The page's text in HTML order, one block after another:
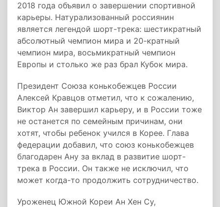
2018 года объявил о завершении спортивной
карьеры. Натурализованный россиянин
является легендой шорт-трека: шестикратный
абсолютный чемпион мира и 20-кратный
чемпион мира, восьмикратный чемпион
Европы и столько же раз брал Кубок мира.
Президент Союза конькобежцев России
Алексей Кравцов отметил, что к сожалению,
Виктор Ан завершил карьеру, и в России тоже
не останется по семейным причинам, они
хотят, чтобы ребенок учился в Корее. Глава
федерации добавил, что союз конькобежцев
благодарен Ану за вклад в развитие шорт-
трека в России. Он также не исключил, что
может когда-то продолжить сотрудничество.
Уроженец Южной Кореи Ан Хен Су,